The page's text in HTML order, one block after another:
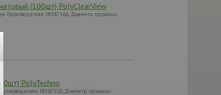
(100шт) PolyClearView
Производителя: IB387166, Диаметр пружины:…
PolyTechno
IB387210, Диаметр пружины:…